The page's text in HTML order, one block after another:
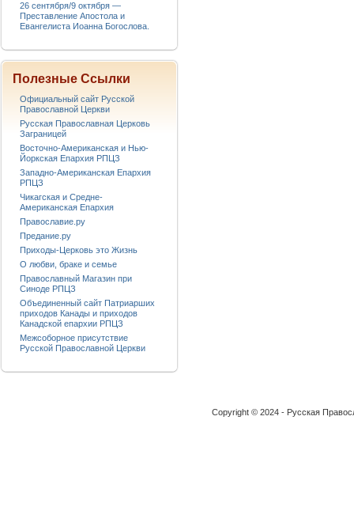
26 сентября/9 октября —
Преставление Апостола и
Евангелиста Иоанна Богослова.
Полезные Ссылки
Официальный сайт Русской
Православной Церкви
Русская Православная Церковь
Заграницей
Восточно-Американская и Нью-
Йоркская Епархия РПЦЗ
Западно-Американская Епархия
РПЦЗ
Чикагская и Средне-
Американская Епархия
Православие.ру
Предание.ру
Приходы-Церковь это Жизнь
О любви, браке и семье
Православный Магазин при
Синоде РПЦЗ
Объединенный сайт Патриарших
приходов Канады и приходов
Канадской епархии РПЦЗ
Межсоборное присутствие
Русской Православной Церкви
Copyright © 2024 - Русская